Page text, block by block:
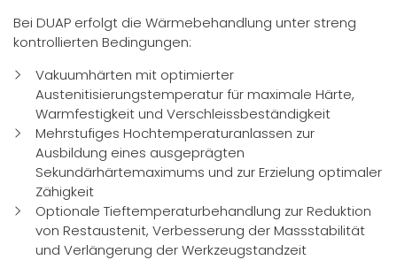
Bei DUAP erfolgt die Wärmebehandlung unter streng
kontrollierten Bedingungen:
Vakuumhärten mit optimierter
Austenitisierungstemperatur für maximale Härte,
Warmfestigkeit und Verschleissbeständigkeit
Mehrstufiges Hochtemperaturanlassen zur
Ausbildung eines ausgeprägten
Sekundärhärtemaximums und zur Erzielung optimaler
Zähigkeit
Optionale Tieftemperaturbehandlung zur Reduktion
von Restaustenit, Verbesserung der Massstabilität
und Verlängerung der Werkzeugstandzeit